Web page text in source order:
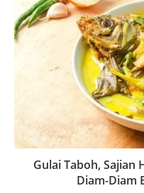
Gulai Taboh, Sajian
Diam-Diam